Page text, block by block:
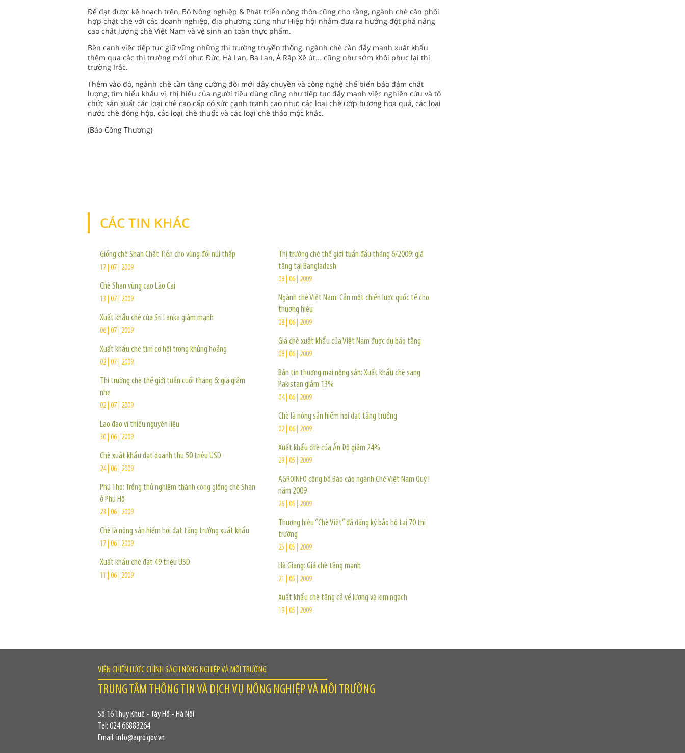
Để đạt được kế hoạch trên, Bộ Nông nghiệp & Phát triển nông thôn cũng cho rằng, ngành chè cần phối
hợp chặt chẽ với các doanh nghiệp, địa phương cũng như Hiệp hội nhằm đưa ra hướng đột phá nâng
cao chất lượng chè Việt Nam và vệ sinh an toàn thực phẩm.
Bên cạnh việc tiếp tục giữ vững những thị trường truyền thống, ngành chè cần đẩy mạnh xuất khẩu
thêm qua các thị trường mới như: Đức, Hà Lan, Ba Lan, Ả Rập Xê út... cũng như sớm khôi phục lại thị
trường Irắc.
Thêm vào đó, ngành chè cần tăng cường đổi mới dây chuyền và công nghệ chế biến bảo đảm chất
lượng, tìm hiểu khẩu vị, thị hiếu của người tiêu dùng cũng như tiếp tục đẩy mạnh việc nghiên cứu và tổ
chức sản xuất các loại chè cao cấp có sức cạnh tranh cao như: các loại chè ướp hương hoa quả, các loại
nước chè đóng hộp, các loại chè thuốc và các loại chè thảo mộc khác.
(Báo Công Thương)
CÁC TIN KHÁC
Giống chè Shan Chất Tiền cho vùng đồi núi thấp
17 | 07 | 2009
Chè Shan vùng cao Lào Cai
13 | 07 | 2009
Xuất khẩu chè của Sri Lanka giảm mạnh
06 | 07 | 2009
Xuất khẩu chè tìm cơ hội trong khủng hoảng
02 | 07 | 2009
Thị trường chè thế giới tuần cuối tháng 6: giá giảm
nhẹ
02 | 07 | 2009
Lao đao vì thiếu nguyên liệu
30 | 06 | 2009
Chè xuất khẩu đạt doanh thu 50 triệu USD
24 | 06 | 2009
Phú Thọ: Trồng thử nghiệm thành công giống chè Shan
ở Phú Hộ
23 | 06 | 2009
Chè là nông sản hiếm hoi đạt tăng trưởng xuất khẩu
17 | 06 | 2009
Xuất khẩu chè đạt 49 triệu USD
11 | 06 | 2009
Thị trường chè thế giới tuần đầu tháng 6/2009: giá
tăng tại Bangladesh
08 | 06 | 2009
Ngành chè Việt Nam: Cần một chiến lược quốc tế cho
thương hiệu
08 | 06 | 2009
Giá chè xuất khẩu của Việt Nam được dự báo tăng
08 | 06 | 2009
Bản tin thương mại nông sản: Xuất khẩu chè sang
Pakistan giảm 13%
04 | 06 | 2009
Chè là nông sản hiếm hoi đạt tăng trưởng
02 | 06 | 2009
Xuất khẩu chè của Ấn Độ giảm 24%
29 | 05 | 2009
AGROINFO công bố Báo cáo ngành Chè Việt Nam Quý I
năm 2009
26 | 05 | 2009
Thương hiệu “Chè Việt” đã đăng ký bảo hộ tại 70 thị
trường
25 | 05 | 2009
Hà Giang: Giá chè tăng mạnh
21 | 05 | 2009
Xuất khẩu chè tăng cả về lượng và kim ngạch
19 | 05 | 2009
VIỆN CHIẾN LƯỢC CHÍNH SÁCH NÔNG NGHIỆP VÀ MÔI TRƯỜNG
TRUNG TÂM THÔNG TIN VÀ DỊCH VỤ NÔNG NGHIỆP VÀ MÔI TRƯỜNG
Số 16 Thụy Khuê - Tây Hồ - Hà Nội
Tel: 024.66883264
Email: info@agro.gov.vn